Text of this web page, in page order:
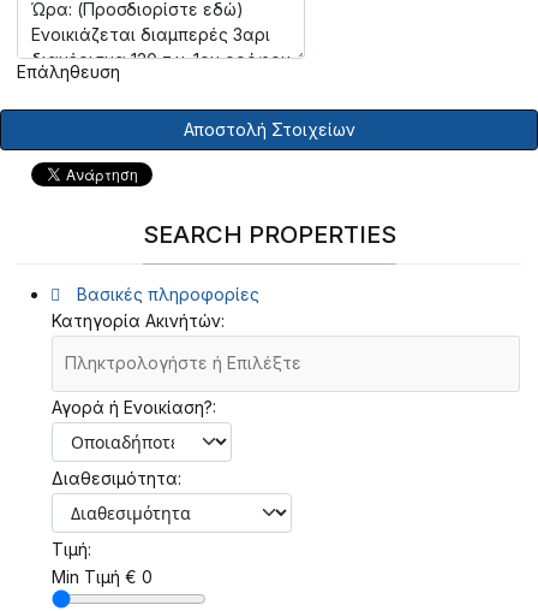
Επάληθευση
Αποστολή Στοιχείων
SEARCH PROPERTIES
Βασικές πληροφορίες
Κατηγορία Ακινήτών:
Αγορά ή Ενοικίαση?:
Διαθεσιμότητα:
Τιμή:
Min Τιμή € 0